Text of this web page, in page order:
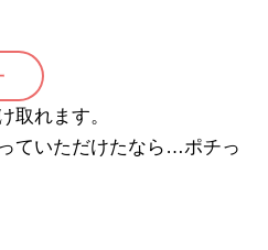
取れます。
ていただけたなら…ポチっ